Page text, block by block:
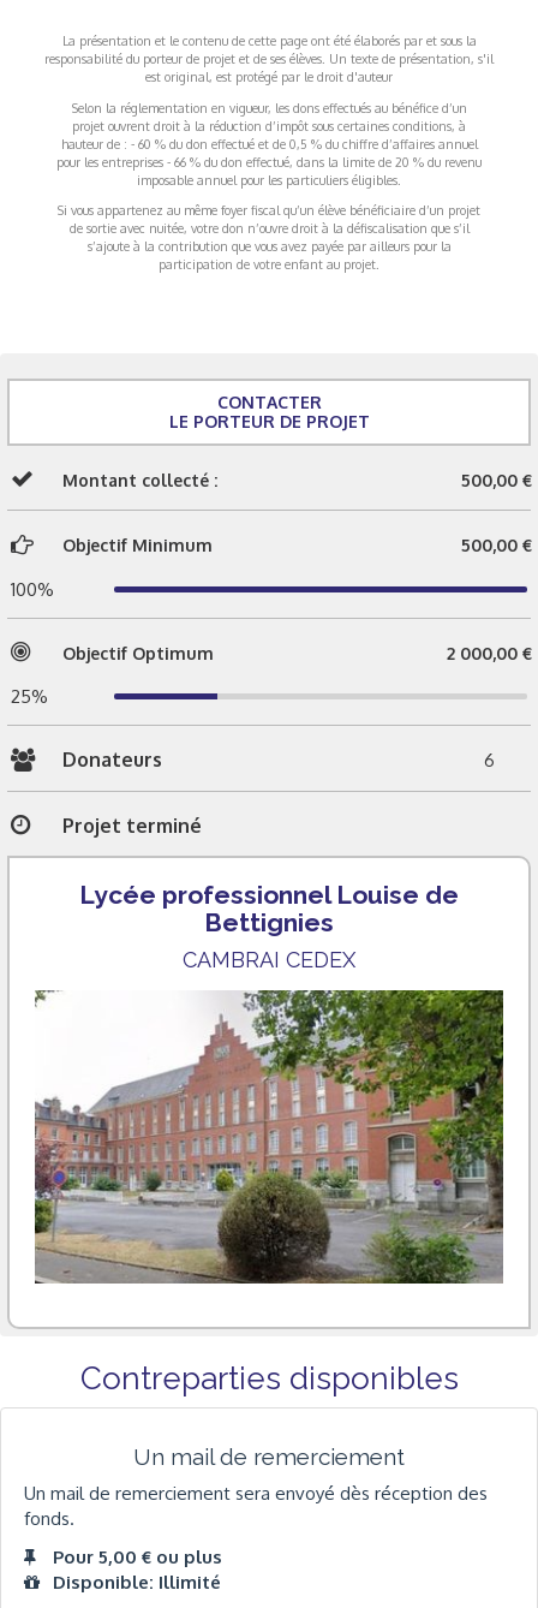
La présentation et le contenu de cette page ont été élaborés par et sous la
responsabilité du porteur de projet et de ses élèves. Un texte de présentation, s'il
est original, est protégé par le droit d'auteur
Selon la réglementation en vigueur, les dons effectués au bénéfice d’un
projet ouvrent droit à la réduction d’impôt sous certaines conditions, à
hauteur de : - 60 % du don effectué et de 0,5 % du chiffre d’affaires annuel
pour les entreprises - 66 % du don effectué, dans la limite de 20 % du revenu
imposable annuel pour les particuliers éligibles.
Si vous appartenez au même foyer fiscal qu’un élève bénéficiaire d’un projet
de sortie avec nuitée, votre don n’ouvre droit à la défiscalisation que s’il
s’ajoute à la contribution que vous avez payée par ailleurs pour la
participation de votre enfant au projet.
CONTACTER
LE PORTEUR DE PROJET
Montant collecté : 500,00 €
Objectif Minimum 500,00 €
100%
Objectif Optimum 2 000,00 €
25%
Donateurs 6
Projet terminé
Lycée professionnel Louise de
Bettignies
CAMBRAI CEDEX
Contreparties disponibles
Un mail de remerciement
Un mail de remerciement sera envoyé dès réception des
fonds.
Pour 5,00 € ou plus
Disponible: Illimité